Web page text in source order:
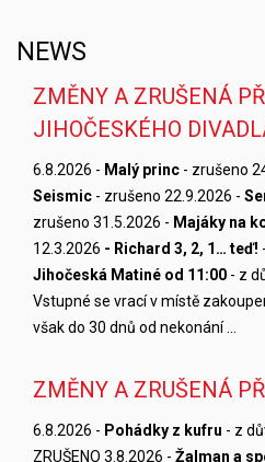
NEWS
ZMĚNY A ZRUŠENÁ
JIHOČESKÉHO
6.8.2026 - Malý princ - zrušeno
Seismic - zrušeno 22.9.2026 -
zrušeno 31.5.2026 - Majáky na
12.3.2026 - Richard 3, 2, 1… teď!
Jihočeská Matiné od 11:00 - z
Vstupné se vrací v místě
však do 30 dnů od nekonání …
ZMĚNY A ZRUŠENÁ
6.8.2026 - Pohádky z kufru - z
ZRUŠENO 3.8.2026 - Žalman a